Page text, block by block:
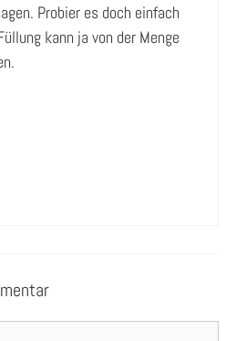
Probier es doch einfach
kann ja von der Menge